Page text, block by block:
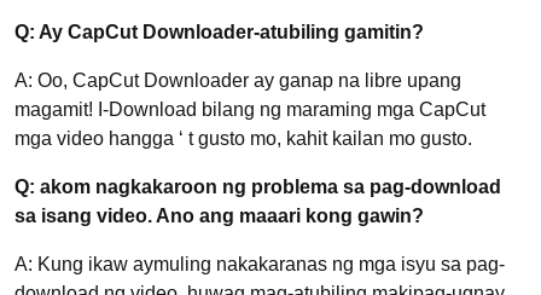
Q: Ay CapCut Downloader-atubiling gamitin?
A: Oo, CapCut Downloader ay ganap na libre upang
magamit! I-Download bilang ng maraming mga CapCut
mga video hangga ‘ t gusto mo, kahit kailan mo gusto.
Q: akom nagkakaroon ng problema sa pag-download
sa isang video. Ano ang maaari kong gawin?
A: Kung ikaw aymuling nakakaranas ng mga isyu sa pag-